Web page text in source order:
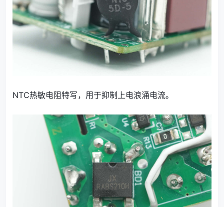
NTC热敏电阻特写，用于抑制上电浪涌电流。